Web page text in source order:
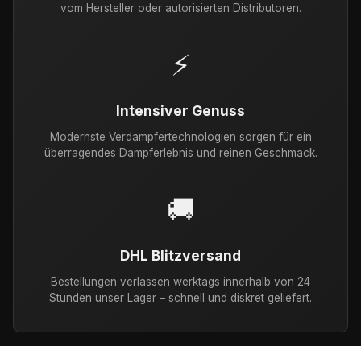
vom Hersteller oder autorisierten Distributoren.
⚡
Intensiver Genuss
Modernste Verdampfertechnologien sorgen für ein
überragendes Dampferlebnis und reinen Geschmack.
🚚
DHL Blitzversand
Bestellungen verlassen werktags innerhalb von 24
Stunden unser Lager – schnell und diskret geliefert.